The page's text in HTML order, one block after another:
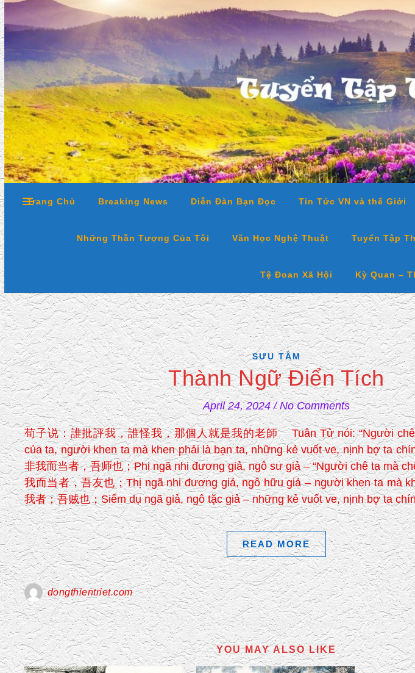
Trang Chủ Breaking News Diễn Đàn Bạn Đọc Tin Tức VN và thế Giới
Những Thần Tượng Của Tôi Văn Học Nghệ Thuật Tuyển Tập
Tệ Đoan Xã Hội Kỳ Quan –
SƯU TẦM
Thành Ngữ Điển Tích
April 24, 2024 / No Comments
荀子说：誰批評我，誰怪我，那個人就是我的老師 Tuân Tử nói: “Người
của ta, người khen ta mà khen phải là bạn ta, những kẻ vuốt ve, nịnh bợ ta
非我而当者，吾师也；Phi ngã nhi đương giả, ngô sư giả – “Người chê ta mà
我而当者，吾友也；Thị ngã nhi đương giả, ngô hữu giả – người khen ta mà
我者；吾贼也；Siểm dụ ngã giả, ngô tặc giả – những kẻ vuốt ve, nịnh bợ ta
READ MORE
dongthientriet.com
YOU MAY ALSO LIKE